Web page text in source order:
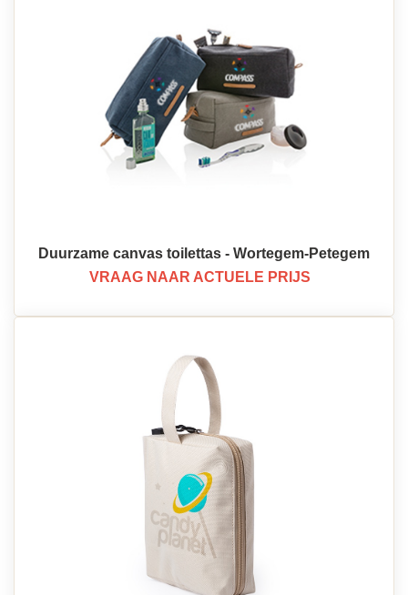
Duurzame canvas toilettas - Wortegem-Petegem
VRAAG NAAR ACTUELE PRIJS